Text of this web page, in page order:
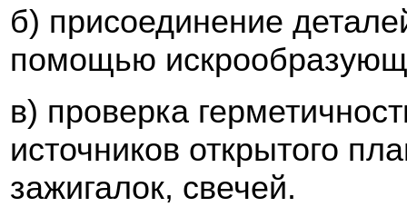
б) присоединение
помощью
в) проверка
источников открытого
зажигалок, свечей.